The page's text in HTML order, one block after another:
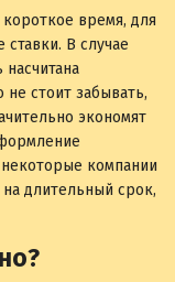
время, для
В случае
стоит забывать,
экономят
компании
длительный срок,